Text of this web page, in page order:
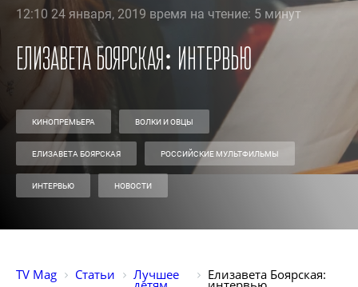
12:10 24 января, 2019 время на чтение: 5 минут
Елизавета Боярская: интервью
КИНОПРЕМЬЕРА ВОЛКИ И ОВЦЫ
ЕЛИЗАВЕТА БОЯРСКАЯ РОССИЙСКИЕ МУЛЬТФИЛЬМЫ
ИНТЕРВЬЮ НОВОСТИ
TV Mag Статьи Лучшее Елизавета Боярская: